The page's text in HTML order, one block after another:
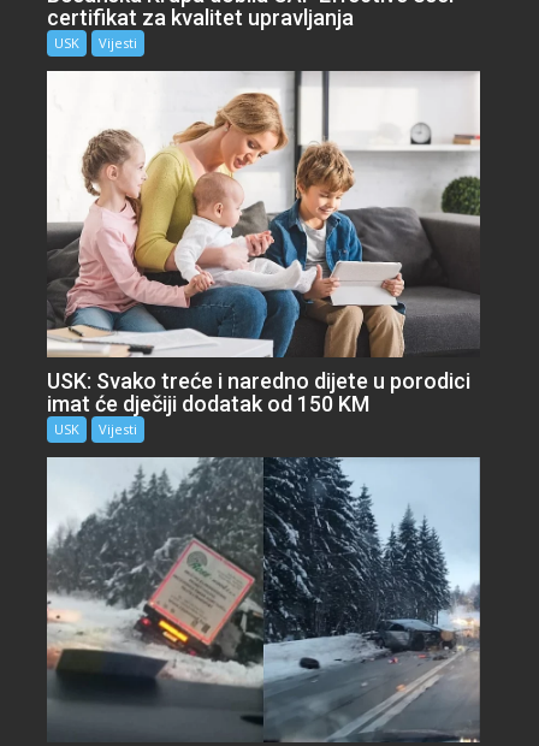
certifikat za kvalitet upravljanja
USK Vijesti
USK: Svako treće i naredno dijete u porodici
imat će dječiji dodatak od 150 KM
USK Vijesti